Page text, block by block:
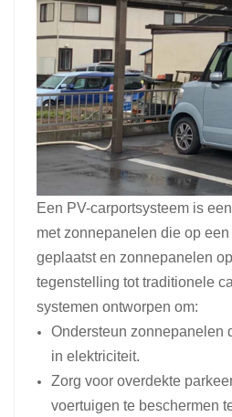
Een PV-carportsysteem is
met zonnepanelen die op
geplaatst en zonnepanelen
tegenstelling tot traditionele
systemen ontworpen om:
Ondersteun zonnepanelen
in elektriciteit.
Zorg voor overdekte
voertuigen te beschermen